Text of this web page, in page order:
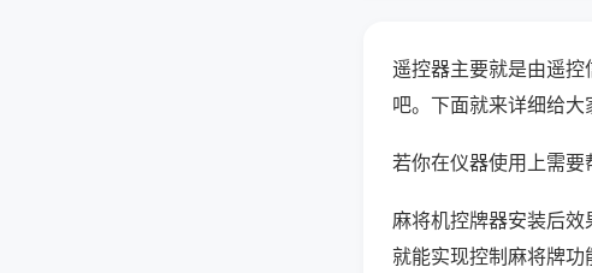
遥控器主要就是由遥
吧。下面就来详细给大
若你在仪器使用上需要
麻将机控牌器安装后
就能实现控制麻将牌功